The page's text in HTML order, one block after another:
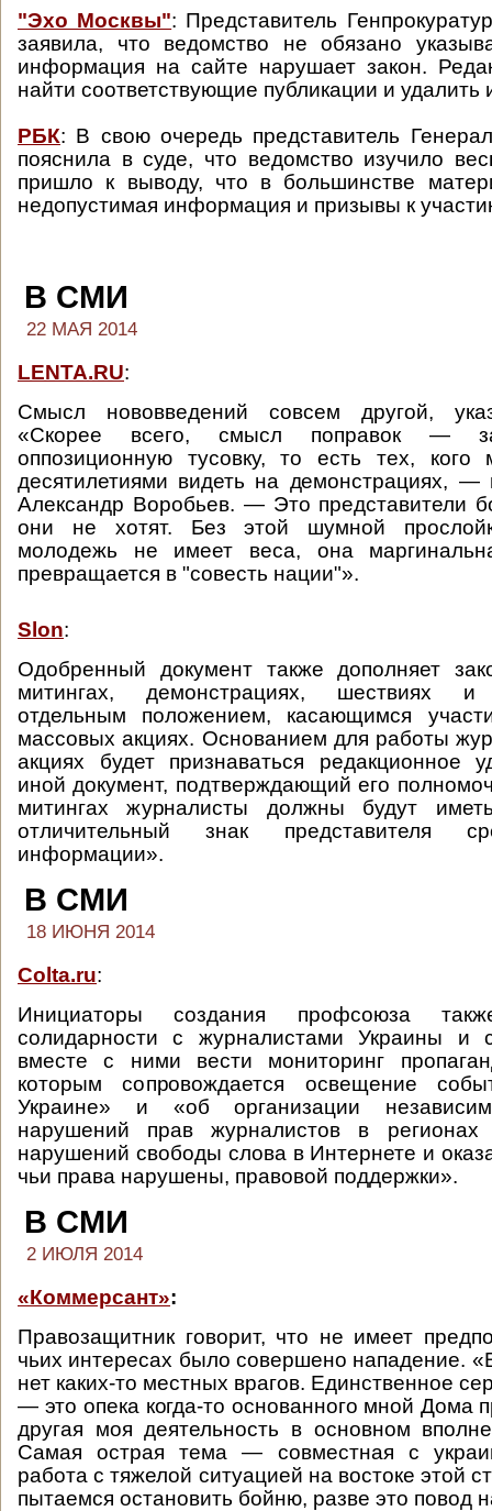
"Эхо Москвы": Представитель
заявила, что ведомство не обязано
информация на сайте нарушает закон.
найти соответствующие публикации и удалить
РБК: В свою очередь представитель
пояснила в суде, что ведомство изучило
пришло к выводу, что в большинстве
недопустимая информация и призывы к
В СМИ
22 МАЯ 2014
LENTA.RU:
Смысл нововведений совсем другой,
«Скорее всего, смысл поправок —
оппозиционную тусовку, то есть тех,
десятилетиями видеть на демонстрациях, —
Александр Воробьев. — Это представители
они не хотят. Без этой шумной
молодежь не имеет веса, она
превращается в "совесть нации"».
Slon:
Одобренный документ также дополняет
митингах, демонстрациях, шествиях и
отдельным положением, касающимся
массовых акциях. Основанием для работы
акциях будет признаваться редакционное
иной документ, подтверждающий его
митингах журналисты должны будут
отличительный знак представителя
информации».
В СМИ
18 ИЮНЯ 2014
Colta.ru:
Инициаторы создания профсоюза
солидарности с журналистами Украины и
вместе с ними вести мониторинг
которым сопровождается освещение
Украине» и «об организации
нарушений прав журналистов в
нарушений свободы слова в Интернете и
чьи права нарушены, правовой поддержки».
В СМИ
2 ИЮЛЯ 2014
«Коммерсант»:
Правозащитник говорит, что не имеет
чьих интересах было совершено нападение.
нет каких-то местных врагов. Единственное
— это опека когда-то основанного мной Дома
другая моя деятельность в основном вполне
Самая острая тема — совместная с
работа с тяжелой ситуацией на востоке этой
пытаемся остановить бойню, разве это повод